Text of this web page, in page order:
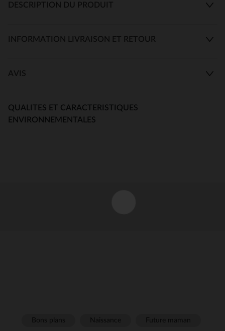
DESCRIPTION DU PRODUIT
INFORMATION LIVRAISON ET RETOUR
AVIS
QUALITES ET CARACTERISTIQUES
ENVIRONNEMENTALES